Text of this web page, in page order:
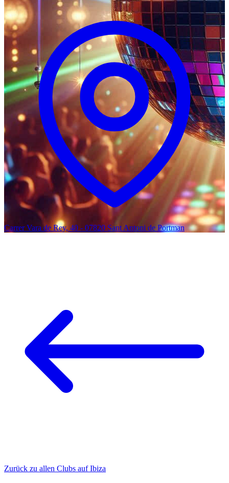
Carrer Vara de Rey, 40 - 07820 Sant Antoni de Portman
Zurück zu allen Clubs auf Ibiza